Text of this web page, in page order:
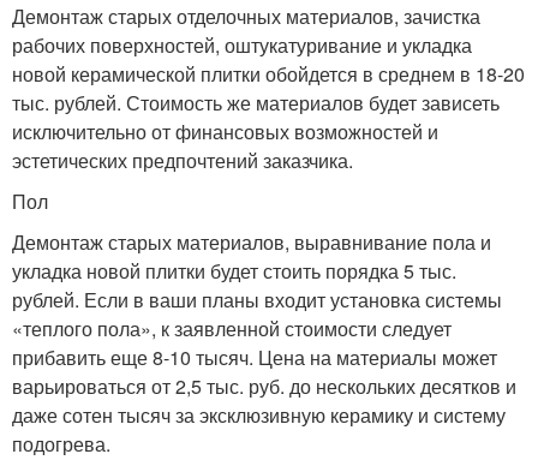
Демонтаж старых отделочных материалов, зачистка
рабочих поверхностей, оштукатуривание и укладка
новой керамической плитки обойдется в среднем в 18-20
тыс. рублей. Стоимость же материалов будет зависеть
исключительно от финансовых возможностей и
эстетических предпочтений заказчика.
Пол
Демонтаж старых материалов, выравнивание пола и
укладка новой плитки будет стоить порядка 5 тыс.
рублей. Если в ваши планы входит установка системы
«теплого пола», к заявленной стоимости следует
прибавить еще 8-10 тысяч. Цена на материалы может
варьироваться от 2,5 тыс. руб. до нескольких десятков и
даже сотен тысяч за эксклюзивную керамику и систему
подогрева.